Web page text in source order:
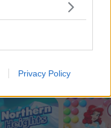
Privacy Policy